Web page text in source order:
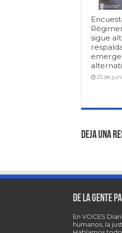
sigue
25 de
Deja una
De la gente
En VOCES
humanos, la